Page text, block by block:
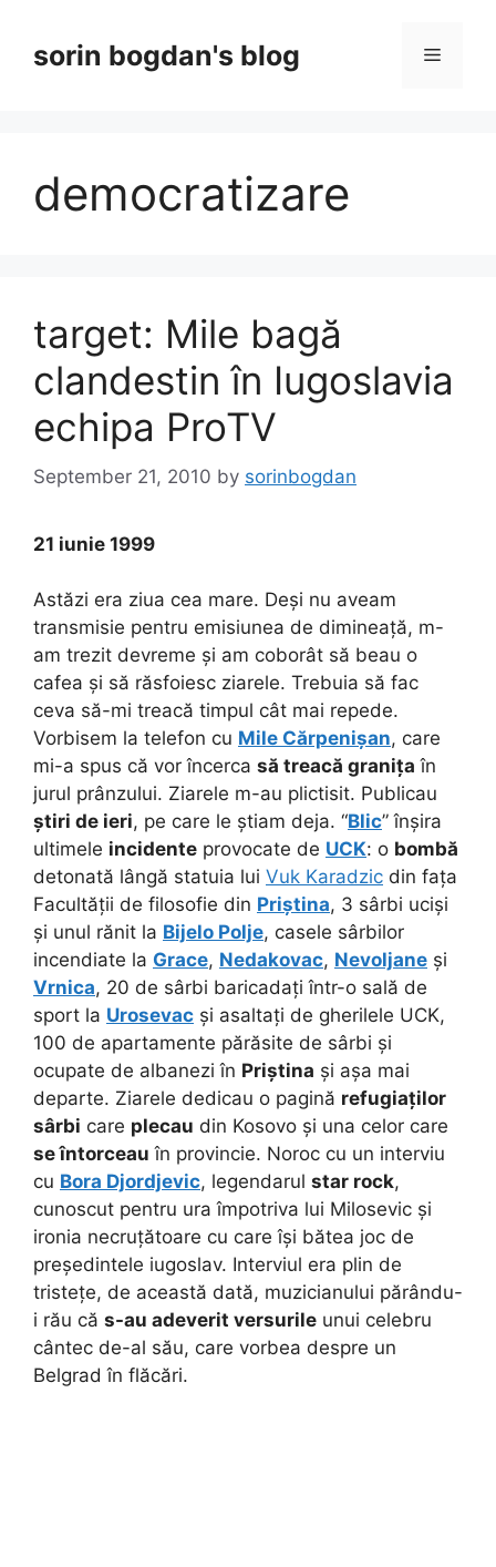
contentsorin bogdan's blog Menu
democratizare
target: Mile bagă
clandestin în Iugoslavia
echipa ProTV
September 21, 2010 by sorinbogdan
21 iunie 1999
Astăzi era ziua cea mare. Deși nu aveam
transmisie pentru emisiunea de dimineață, m-
am trezit devreme și am coborât să beau o
cafea și să răsfoiesc ziarele. Trebuia să fac
ceva să-mi treacă timpul cât mai repede.
Vorbisem la telefon cu Mile Cărpenișan, care
mi-a spus că vor încerca să treacă granița în
jurul prânzului. Ziarele m-au plictisit. Publicau
știri de ieri, pe care le știam deja. “Blic” înșira
ultimele incidente provocate de UCK: o bombă
detonată lângă statuia lui Vuk Karadzic din fața
Facultății de filosofie din Priștina, 3 sârbi uciși
și unul rănit la Bijelo Polje, casele sârbilor
incendiate la Grace, Nedakovac, Nevoljane și
Vrnica, 20 de sârbi baricadați într-o sală de
sport la Urosevac și asaltați de gherilele UCK,
100 de apartamente părăsite de sârbi și
ocupate de albanezi în Priștina și așa mai
departe. Ziarele dedicau o pagină refugiaților
sârbi care plecau din Kosovo și una celor care
se întorceau în provincie. Noroc cu un interviu
cu Bora Djordjevic, legendarul star rock,
cunoscut pentru ura împotriva lui Milosevic și
ironia necruțătoare cu care își bătea joc de
președintele iugoslav. Interviul era plin de
tristețe, de această dată, muzicianului părându-
i rău că s-au adeverit versurile unui celebru
cântec de-al său, care vorbea despre un
Belgrad în flăcări.